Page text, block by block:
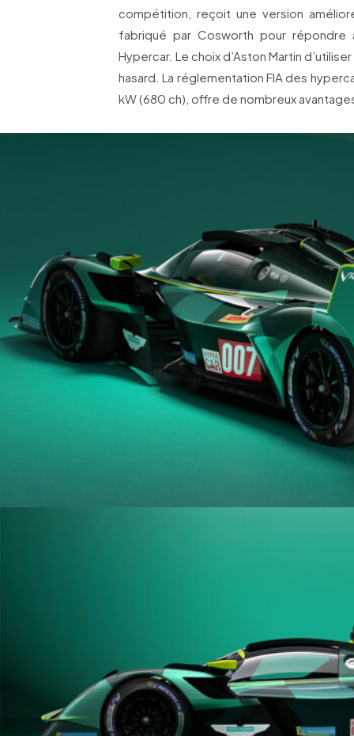
compétition, reçoit une version
fabriqué par Cosworth pour
Hypercar. Le choix d’Aston Martin
hasard. La réglementation FIA des
kW (680 ch), offre de nombreux avantages